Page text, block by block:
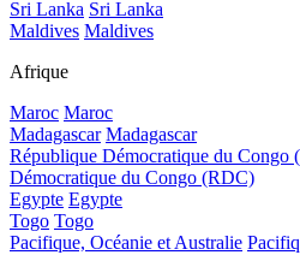
Sri Lanka Sri Lanka
Maldives Maldives
Afrique
Maroc Maroc
Madagascar Madagascar
République Démocratique du Congo
Démocratique du Congo (RDC)
Egypte Egypte
Togo Togo
Pacifique, Océanie et Australie